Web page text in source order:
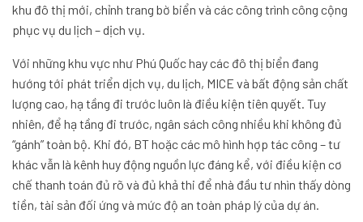
khu đô thị mới, chỉnh trang bờ biển và các công trình công cộng
phục vụ du lịch – dịch vụ.
Với những khu vực như Phú Quốc hay các đô thị biển đang
hướng tới phát triển dịch vụ, du lịch, MICE và bất động sản chất
lượng cao, hạ tầng đi trước luôn là điều kiện tiên quyết. Tuy
nhiên, để hạ tầng đi trước, ngân sách công nhiều khi không đủ
“gánh” toàn bộ. Khi đó, BT hoặc các mô hình hợp tác công – tư
khác vẫn là kênh huy động nguồn lực đáng kể, với điều kiện cơ
chế thanh toán đủ rõ và đủ khả thi để nhà đầu tư nhìn thấy dòng
tiền, tài sản đối ứng và mức độ an toàn pháp lý của dự án.